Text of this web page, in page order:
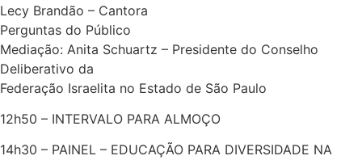
Lecy Brandão – Cantora
Perguntas do Público
Mediação: Anita Schuartz – Presidente do Conselho
Deliberativo da
Federação Israelita no Estado de São Paulo
12h50 – INTERVALO PARA ALMOÇO
14h30 – PAINEL – EDUCAÇÃO PARA DIVERSIDADE NA